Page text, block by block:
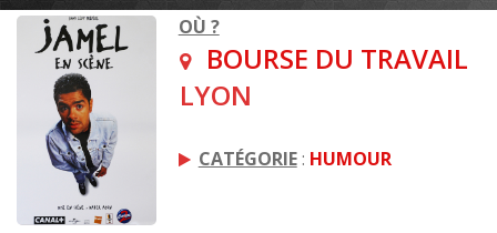
OÙ ?
BOURSE DU TRAVAIL
LYON
CATÉGORIE: HUMOUR